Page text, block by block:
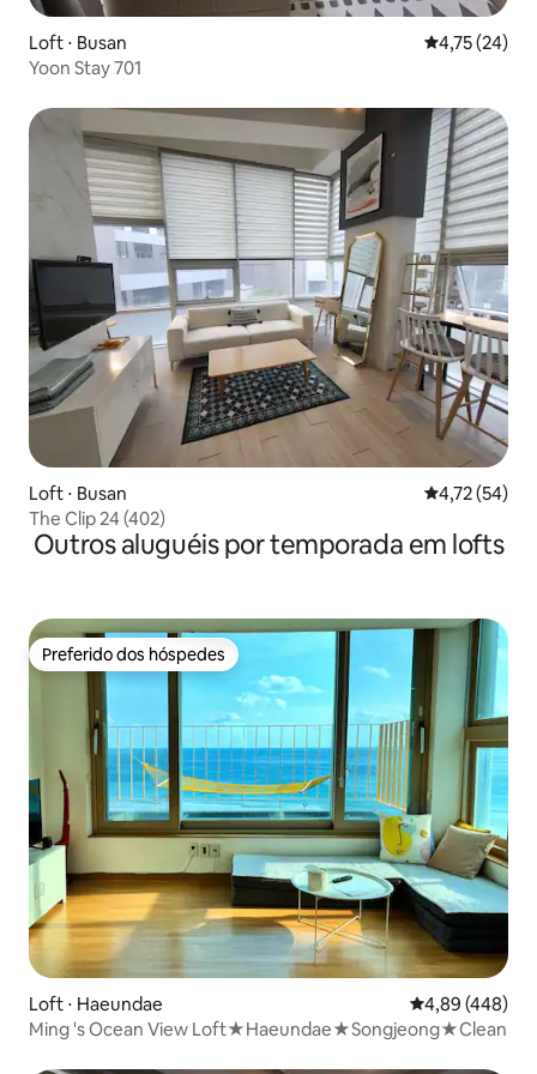
Loft ⋅ Busan 4,75 de uma
4,75 (24)
Yoon Stay 701
Loft ⋅ Busan 4,72 de uma
4,72 (54)
The Clip 24 (402)
Outros aluguéis por temporada em lofts
Preferido dos hóspedes
Preferido dos hóspedes
Loft ⋅ Haeundae 4,89 de uma
4,89 (448)
Ming 's Ocean View Loft★Haeundae★Songjeong★Clean